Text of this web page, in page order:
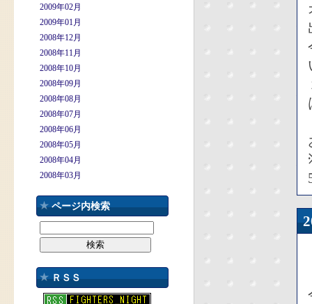
2009年02月
2009年01月
2008年12月
2008年11月
2008年10月
2008年09月
2008年08月
2008年07月
2008年06月
2008年05月
2008年04月
2008年03月
ページ内検索
ＲＳＳ